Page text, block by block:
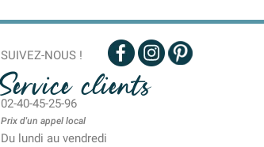
SUIVEZ-NOUS !
Service clients
02-40-45-25-96
Prix d'un appel local
Du lundi au vendredi